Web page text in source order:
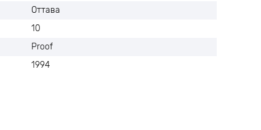
Оттава
10
Proof
1994